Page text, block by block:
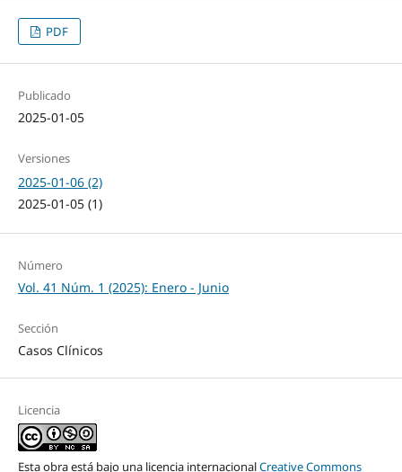
PDF
Publicado
2025-01-05
Versiones
2025-01-06 (2)
2025-01-05 (1)
Número
Vol. 41 Núm. 1 (2025): Enero - Junio
Sección
Casos Clínicos
Licencia
Esta obra está bajo una licencia internacionalCreative Commons